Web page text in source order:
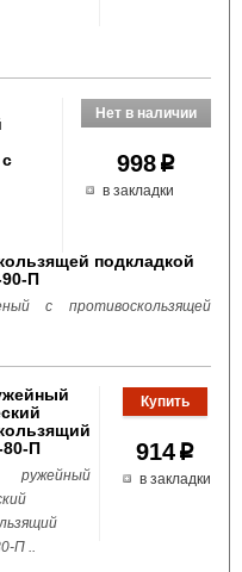
998 p
в закладки
подкладкой
П
с противоскользящей
914p
в закладки
П
П ..